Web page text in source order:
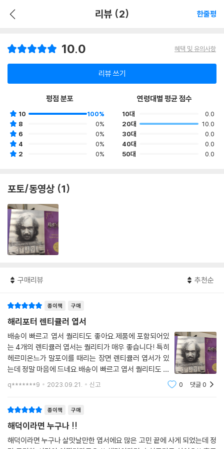
리뷰 (2) 한줄평
10.0 혜택 및 유의사항
리뷰 쓰기
평점 분포
10
100%
8
0%
6
0%
4
0%
2
0%
연령대별 평균 점수
10대
0.0
20대
10.0
30대
0.0
40대
0.0
50대
0.0
포토/동영상 (1)
구매리뷰 추천순
종이책 구매
해리포터 렌티큘러 엽서
배송이 빠르고 엽서 퀄리티도 좋아요.제품에 포함되어있
는 4개의 렌티큘러 엽서는 퀄리티가 매우 좋습니다! 특히
헤르미온느가 말포이를 때리는 장면 렌티큘러 엽서가 있
는데 정말 마음에 드네요.배송이 빠르고 엽서 퀄리티도 좋
아요.제품에 포함되어있는 4개의 렌티큘러 엽서는 퀄리
티가 매우 좋습니다! 특히 헤르미온느가 말포이를 때리는
q*******9 2023.09.21. 신고 0 댓글0
종이책 구매
해덕이라면 누구나 !!
해덕이라면 누구나 살맛날만한 엽서에요 많은 고민 끝에 사게 되었는데 정